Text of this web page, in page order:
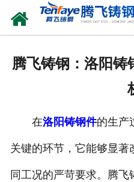
腾飞铸钢：洛阳铸
在洛阳铸钢件的生产
关键的环节，它能够显著
同工况的严苛要求。腾